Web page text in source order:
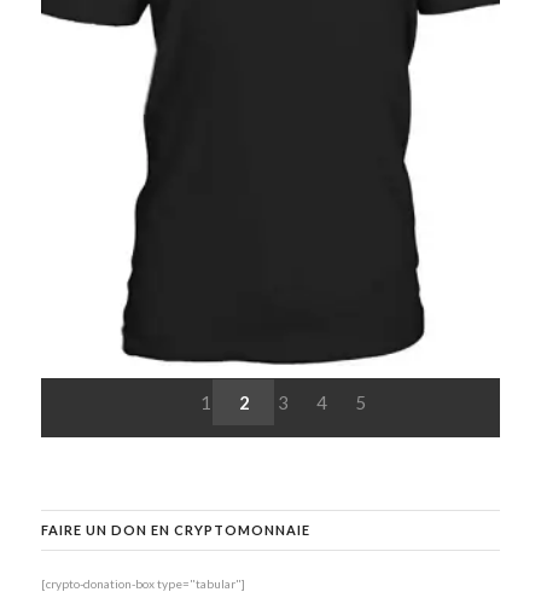
1 2 3 4 5
FAIRE UN DON EN CRYPTOMONNAIE
[crypto-donation-box type="tabular"]